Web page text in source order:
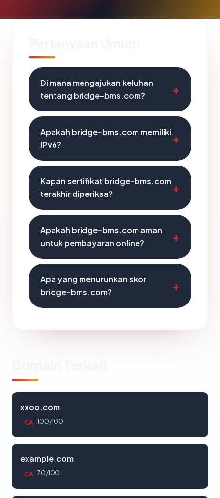
Di mana mengajukan keluhan
tentang bridge-bms.com?
Apakah bridge-bms.com memiliki
IPv6?
Kapan sertifikat bridge-bms.com
terakhir diperiksa?
Apakah bridge-bms.com aman
untuk pembayaran online?
Apa yang menurunkan skor
bridge-bms.com?
xxoo.com
CA 100/100
example.com
CA 70/100